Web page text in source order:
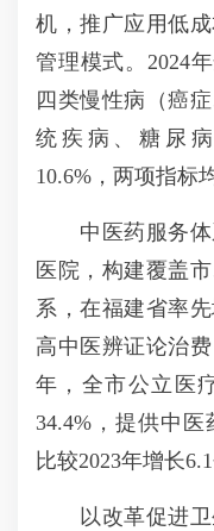
机，推广应用低
管理模式。2024
四类慢性病（癌
统疾病、糖尿
10.6%，两项指标
中医药服务
医院，构建覆盖
系，在福建省率
高中医辨证论治
年，全市公立医
34.4%，提供中
比较2023年增长
以改革促进